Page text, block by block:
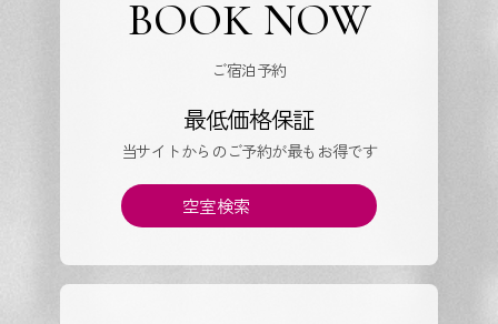
BOOK NOW
ご宿泊予約
最低価格保証
当サイトからのご予約が最もお得です
空室検索